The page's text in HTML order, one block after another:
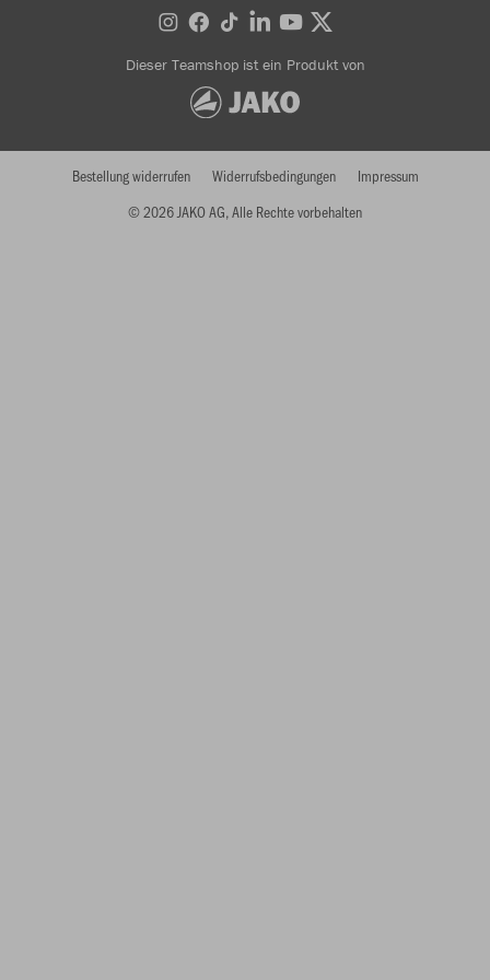
Dieser Teamshop ist ein Produkt von
© 2026 JAKO AG, Alle Rechte vorbehalten
Bestellung widerrufen Widerrufsbedingungen Impressum